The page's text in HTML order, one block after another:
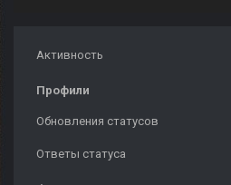
Активность
Профили
Обновления статусов
Ответы статуса